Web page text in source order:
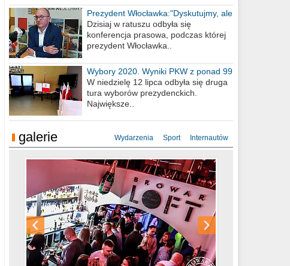
Prezydent Włocławka:"Dyskutujmy, ale
nie obrażajmy się”
Dzisiaj w ratuszu odbyła się
konferencja prasowa, podczas której
prezydent Włocławka..
Wybory 2020. Wyniki PKW z ponad 99
procent obwodów
W niedzielę 12 lipca odbyła się druga
tura wyborów prezydenckich.
Największe..
galerie Wydarzenia Sport Internautów
Sylwester Hotel Młyn 31.12.2018
Sylwester Miejski 31.12.2018
Sylwester Loft 31.12.2018